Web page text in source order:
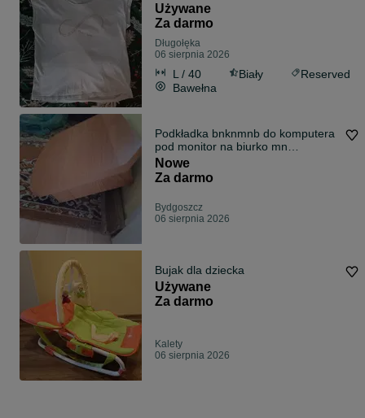
Używane
Za darmo
Długołęka
06 sierpnia 2026
L / 40 Biały
Reserved
Bawełna
Podkładka bnknmnb do komputera
pod monitor na biurko mn
nnastawka biur
Nowe
Za darmo
Bydgoszcz
06 sierpnia 2026
Bujak dla dziecka
Używane
Za darmo
Kalety
06 sierpnia 2026